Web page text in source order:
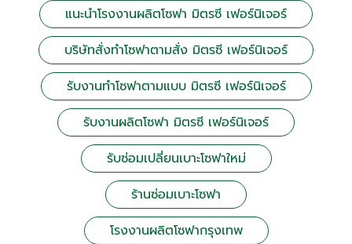
แนะนำโรงงานผลิตโซฟา มิตรซี เฟอร์นิเจอร์
บริษัทสั่งทำโซฟาตามสั่ง มิตรซี เฟอร์นิเจอร์
รับงานทำโซฟาตามแบบ มิตรซี เฟอร์นิเจอร์
รับงานผลิตโซฟา มิตรซี เฟอร์นิเจอร์
รับซ่อมเปลี่ยนเบาะโซฟาใหม่
ร้านซ่อมเบาะโซฟา
โรงงานผลิตโซฟากรุงเทพ